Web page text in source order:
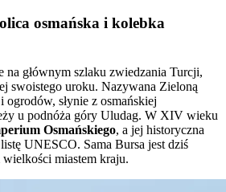
osmańska i kolebka
na głównym szlaku zwiedzania Turcji,
swoistego uroku. Nazywana Zieloną
słynie z osmańskiej
u podnóża góry Uludag. W XIV wieku
Osmańskiego, a jej historyczna
listę UNESCO. Sama Bursa jest dziś
miastem kraju.